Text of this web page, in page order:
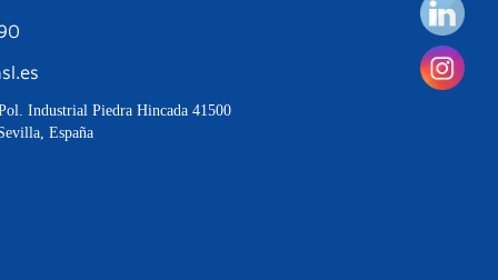
Industrial Piedra Hincada 41500
España